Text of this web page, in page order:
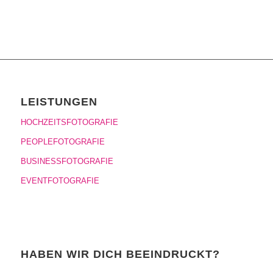
LEISTUNGEN
HOCHZEITSFOTOGRAFIE
PEOPLEFOTOGRAFIE
BUSINESSFOTOGRAFIE
EVENTFOTOGRAFIE
HABEN WIR DICH BEEINDRUCKT?